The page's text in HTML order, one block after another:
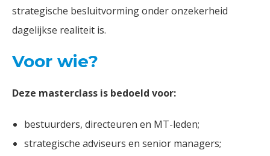
strategische besluitvorming onder onzekerheid
dagelijkse realiteit is.
Voor wie?
Deze masterclass is bedoeld voor:
bestuurders, directeuren en MT-leden;
strategische adviseurs en senior managers;